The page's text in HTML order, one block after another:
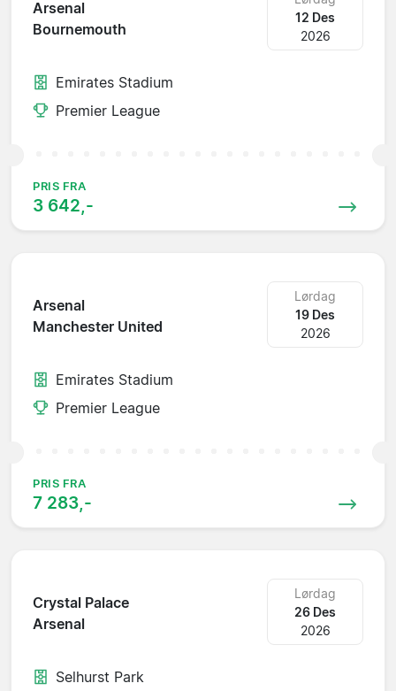
Arsenal
Bournemouth
12 Des
2026
Emirates Stadium
Premier League
PRIS FRA
3 642,-
Arsenal
Manchester United
Lørdag
19 Des
2026
Emirates Stadium
Premier League
PRIS FRA
7 283,-
Crystal Palace
Arsenal
Lørdag
26 Des
2026
Selhurst Park